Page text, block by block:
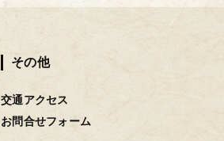
その他
交通アクセス
お問合せフォーム